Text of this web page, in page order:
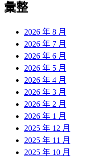
彙整
2026 年 8 月
2026 年 7 月
2026 年 6 月
2026 年 5 月
2026 年 4 月
2026 年 3 月
2026 年 2 月
2026 年 1 月
2025 年 12 月
2025 年 11 月
2025 年 10 月